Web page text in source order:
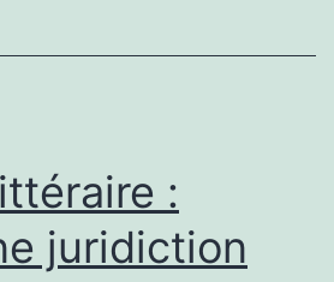
:
juridiction